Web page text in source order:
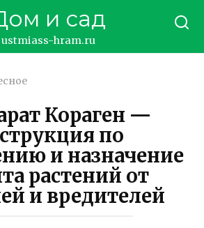
и сад
ustmiass-hram.ru
Кораген —
по
и назначение
растений от
и вредителей